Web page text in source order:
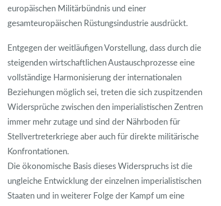
europäischen Militärbündnis und einer
gesamteuropäischen Rüstungsindustrie ausdrückt.
Entgegen der weitläufigen Vorstellung, dass durch die
steigenden wirtschaftlichen Austauschprozesse eine
vollständige Harmonisierung der internationalen
Beziehungen möglich sei, treten die sich zuspitzenden
Widersprüche zwischen den imperialistischen Zentren
immer mehr zutage und sind der Nährboden für
Stellvertreterkriege aber auch für direkte militärische
Konfrontationen.
Die ökonomische Basis dieses Widerspruchs ist die
ungleiche Entwicklung der einzelnen imperialistischen
Staaten und in weiterer Folge der Kampf um eine